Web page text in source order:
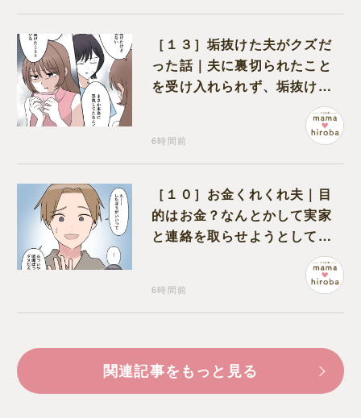
［１３］垢抜けた夫がクズだ
った話｜夫に裏切られたこと
を受け入れられず、垢抜けた
ことが関係しているのかと嘆
6時間前
［１０］お金くれくれ夫｜目
的はお金？なんとかして実家
と連絡を取らせようとしてく
6時間前
関連記事をもっと見る